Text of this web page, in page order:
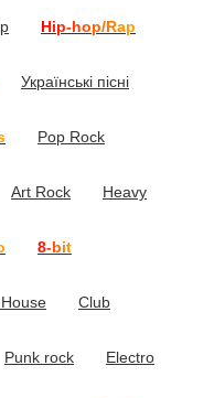
Hip-hop/Rap
Українські пісні
Pop Rock
Art Rock Heavy
8-bit
Club
Punk rock Electro